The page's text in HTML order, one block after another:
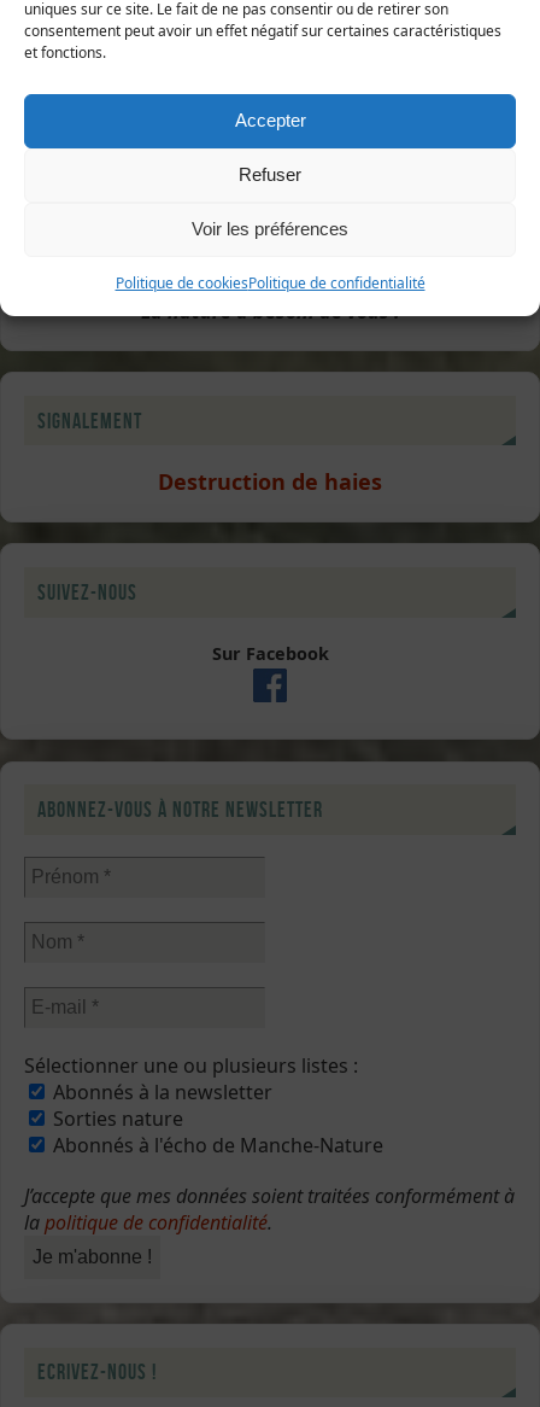
uniques sur ce site. Le fait de ne pas consentir ou de retirer son
consentement peut avoir un effet négatif sur certaines caractéristiques
et fonctions.
Accepter
Refuser
Voir les préférences
Politique de cookiesPolitique de confidentialité
Adhésions
Dons en ligne
La nature a besoin de vous !
Signalement
Destruction de haies
Suivez-nous
Sur Facebook
Abonnez-vous à notre newsletter
Sélectionner une ou plusieurs listes :
Abonnés à la newsletter
Sorties nature
Abonnés à l'écho de Manche-Nature
J’accepte que mes données soient traitées conformément à
lapolitique de confidentialité.
Ecrivez-nous !